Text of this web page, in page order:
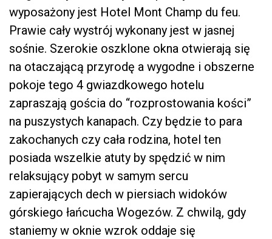
wyposażony jest Hotel Mont Champ du feu.
Prawie cały wystrój wykonany jest w jasnej
sośnie. Szerokie oszklone okna otwierają się
na otaczającą przyrodę a wygodne i obszerne
pokoje tego 4 gwiazdkowego hotelu
zapraszają gościa do “rozprostowania kości”
na puszystych kanapach. Czy będzie to para
zakochanych czy cała rodzina, hotel ten
posiada wszelkie atuty by spędzić w nim
relaksujący pobyt w samym sercu
zapierających dech w piersiach widoków
górskiego łańcucha Wogezów. Z chwilą, gdy
staniemy w oknie wzrok oddaje się